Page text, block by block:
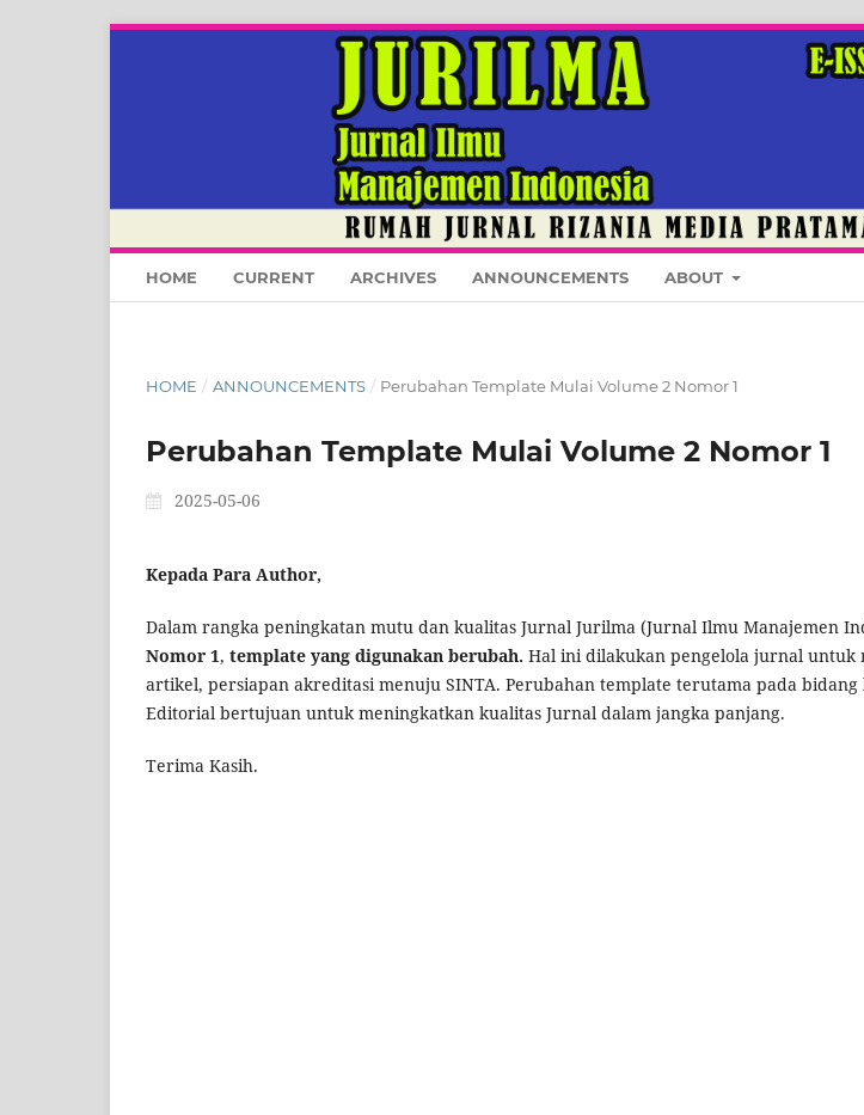
HOME CURRENT ARCHIVES ANNOUNCEMENTS ABOUT
HOME / ANNOUNCEMENTS / Perubahan Template Mulai Volume 2 Nomor 1
Perubahan Template Mulai Volume 2 Nomor 1
2025-05-06
Kepada Para Author,
Dalam rangka peningkatan mutu dan kualitas Jurnal Jurilma (Jurnal Ilmu Manajemen
Nomor 1, template yang digunakan berubah. Hal ini dilakukan pengelola jurnal untuk
artikel, persiapan akreditasi menuju SINTA. Perubahan template terutama pada
Editorial bertujuan untuk meningkatkan kualitas Jurnal dalam jangka panjang.
Terima Kasih.